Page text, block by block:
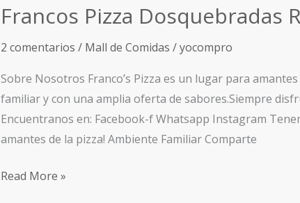
Francos Pizza Dosquebradas
2 comentarios / Mall de Comidas /yocompro
Sobre Nosotros Franco’s Pizza es un lugar para
familiar y con una amplia oferta de sabores.Siempre
Encuentranos en: Facebook-f Whatsapp Instagram
amantes de la pizza! Ambiente Familiar Comparte
Read More »